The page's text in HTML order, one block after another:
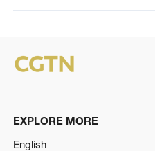
EXPLORE MORE
English